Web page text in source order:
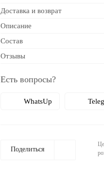
Доставка и возврат
Описание
Состав
Отзывы
Есть вопросы?
WhatsUp
Поделиться